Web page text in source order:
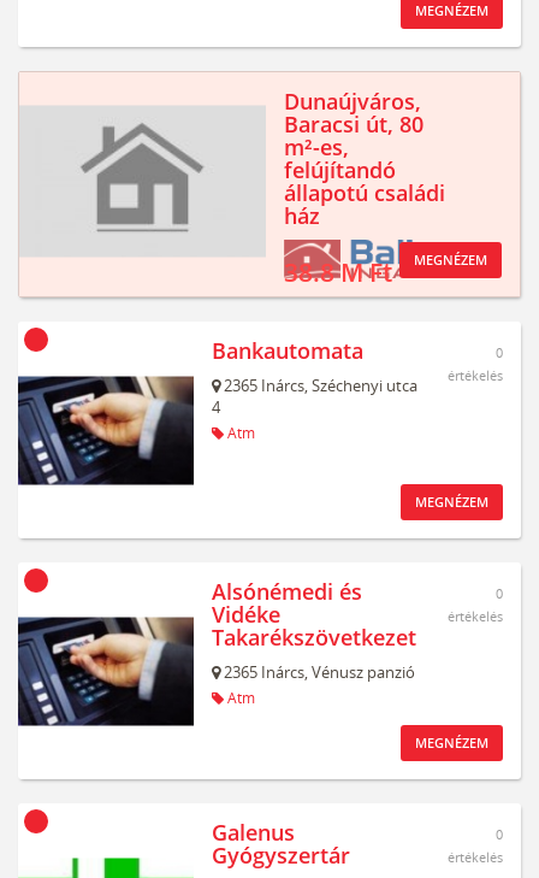
MEGNÉZEM
Dunaújváros,
Baracsi út, 80
m²-es,
felújítandó
állapotú családi
ház
38.8 M Ft MEGNÉZEM
Bankautomata
2365 Inárcs,Széchenyi utca
4
Atm
0
értékelés
MEGNÉZEM
Alsónémedi és
Vidéke
Takarékszövetkezet
2365 Inárcs,Vénusz panzió
Atm
0
értékelés
MEGNÉZEM
Galenus
Gyógyszertár
0
értékelés